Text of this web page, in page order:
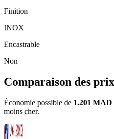
Finition
INOX
Encastrable
Non
Comparaison des prix
Économie possible de 1.201 MAD
moins cher.